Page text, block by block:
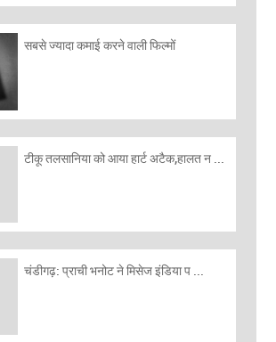
सबसे ज्यादा कमाई करने वाली फिल्मों
टीकू तलसानिया को आया हार्ट अटैक,हालत न ...
चंडीगढ़: प्राची भनोट ने मिसेज इंडिया प ...